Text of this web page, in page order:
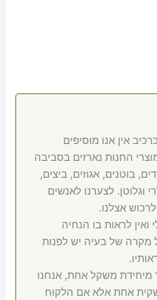
אין אנו מוסיפים
החנות נארזים בסביבה
בוטנים, אגוזים, ביצים,
וגלוטן. לצערנו לאנשים
אצלנו.
ואין לראות בו הנחיה
מקרה של בעיה יש לפנות
מיחידת משקל אחת, אנחנו
אחת אלא אם הלקוח